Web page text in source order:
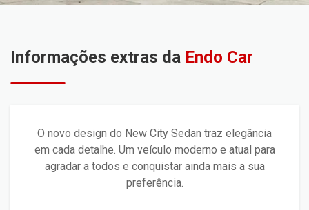
Informações extras da Endo Car
O novo design do New City Sedan traz elegância
em cada detalhe. Um veículo moderno e atual para
agradar a todos e conquistar ainda mais a sua
preferência.